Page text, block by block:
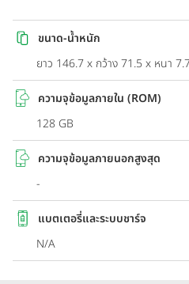
ขนาด-น้ำหนัก
ยาว 146.7 x กว้าง 71.5 x หนา
ความจุข้อมูลภายใน (ROM)
128 GB
ความจุข้อมูลภายนอกสูงสุด
-
แบตเตอรี่และระบบชาร์จ
N/A